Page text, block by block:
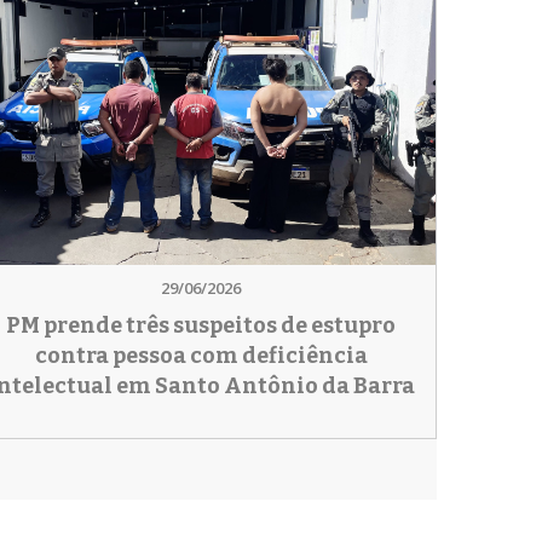
29/06/2026
PM prende três suspeitos de estupro
contra pessoa com deficiência
em Santo Antônio da Barra